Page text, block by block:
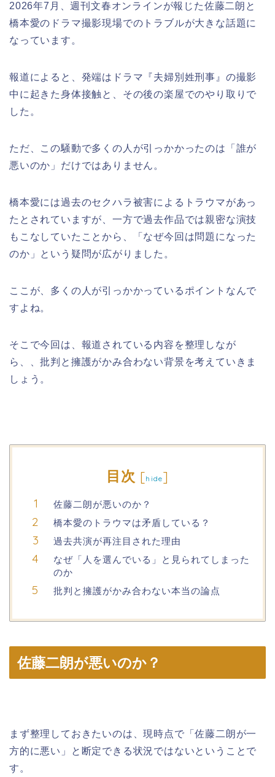
2026年7月、週刊文春オンラインが報じた佐藤二朗と
橋本愛のドラマ撮影現場でのトラブルが大きな話題に
なっています。
報道によると、発端はドラマ『夫婦別姓刑事』の撮影
中に起きた身体接触と、その後の楽屋でのやり取りで
した。
ただ、この騒動で多くの人が引っかかったのは「誰が
悪いのか」だけではありません。
橋本愛には過去のセクハラ被害によるトラウマがあっ
たとされていますが、一方で過去作品では親密な演技
もこなしていたことから、「なぜ今回は問題になった
のか」という疑問が広がりました。
ここが、多くの人が引っかかっているポイントなんで
すよね。
そこで今回は、報道されている内容を整理しなが
ら、、批判と擁護がかみ合わない背景を考えていきま
しょう。
目次 [hide]
佐藤二朗が悪いのか？
橋本愛のトラウマは矛盾している？
過去共演が再注目された理由
なぜ「人を選んでいる」と見られてしまった
のか
批判と擁護がかみ合わない本当の論点
佐藤二朗が悪いのか？
まず整理しておきたいのは、現時点で「佐藤二朗が一
方的に悪い」と断定できる状況ではないということで
す。